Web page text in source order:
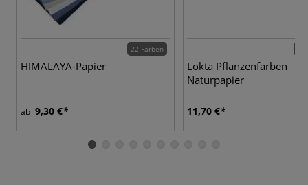
22 Farben
HIMALAYA-Papier
ab 9,30 €
Lokta Pflanzenfarben
Naturpapier
11,70 €